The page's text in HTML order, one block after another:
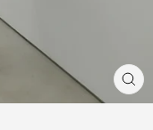
閉
じ